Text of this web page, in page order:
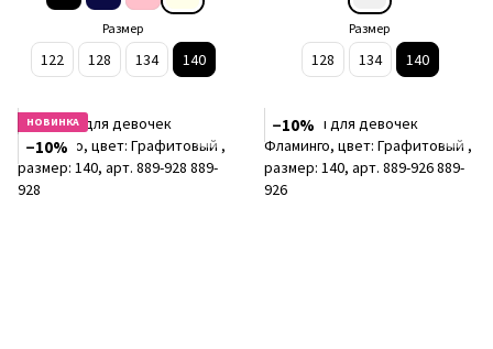
Размер
122 128 134 140
Размер
128 134 140
НОВИНКА
−10%
−10%